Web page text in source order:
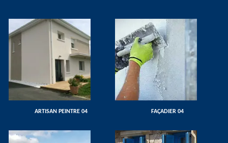
ARTISAN PEINTRE 04 FAÇADIER 04